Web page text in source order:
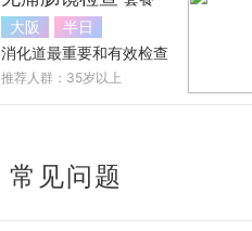
大阪
半日
消化道最重要和有效检查
推荐人群：35岁以上
常见问题